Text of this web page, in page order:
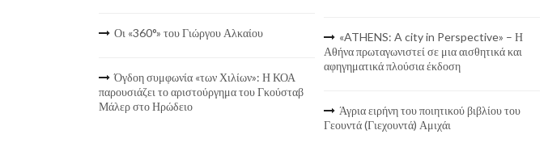
Οι «360°» του Γιώργου Αλκαίου
Όγδοη συμφωνία «των Χιλίων»: Η ΚΟΑ
παρουσιάζει το αριστούργημα του Γκούσταβ
Μάλερ στο Ηρώδειο
«ATHENS: A city in Perspective» – Η
Αθήνα πρωταγωνιστεί σε μια αισθητικά και
αφηγηματικά πλούσια έκδοση
Άγρια ειρήνη του ποιητικού βιβλίου του
Γεουντά (Γιεχουντά) Αμιχάι